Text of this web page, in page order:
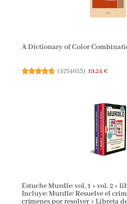
A Dictionary of Color
(4754653) 19,24 €
Estuche Murdle: vol. 1 + vol. 2 +
Incluye: Murdle: Resuelve el
crímenes por resolver + Libreta